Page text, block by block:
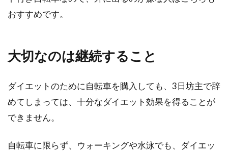
おすすめです。
大切なのは継続すること
ダイエットのために自転車を購入しても、3日坊主で辞
めてしまっては、十分なダイエット効果を得ることが
できません。
自転車に限らず、ウォーキングや水泳でも、ダイエッ